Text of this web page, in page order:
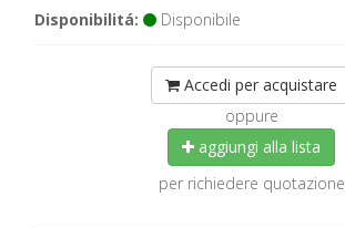
Disponibilitá:
Disponibile
Accedi per acquistare
oppure
aggiungi alla lista
per richiedere quotazione